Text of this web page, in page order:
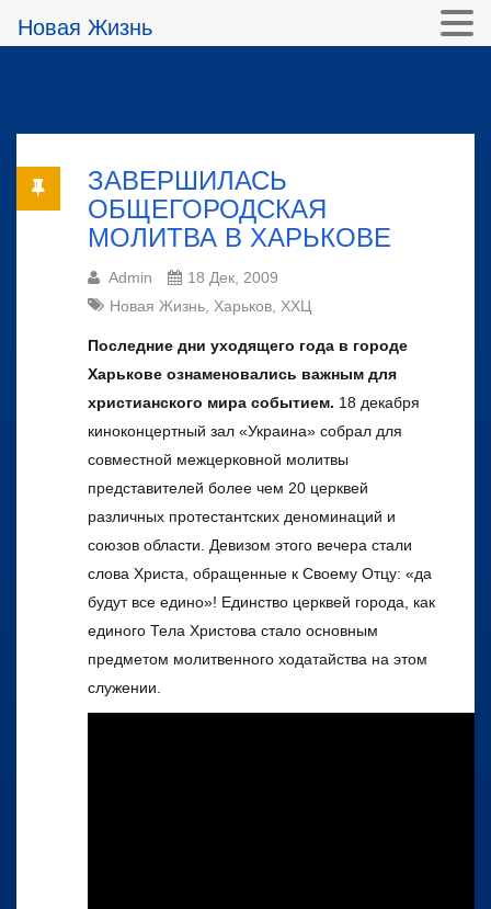
ЗАВЕРШИЛАСЬ
ОБЩЕГОРОДСКАЯ
МОЛИТВА В ХАРЬКОВЕ
Admin
18 Дек, 2009
Новая Жизнь Харьков ХХЦ
Последние дни уходящего года в городе
Харькове ознаменовались важным для
христианского мира событием. 18 декабря
киноконцертный зал «Украина» собрал для
совместной межцерковной молитвы
представителей более чем 20 церквей
различных протестантских деноминаций и
союзов области. Девизом этого вечера стали
слова Христа, обращенные к Своему Отцу: «да
будут все едино»! Единство церквей города, как
единого Тела Христова стало основным
предметом молитвенного ходатайства на этом
служении.
Новая Жизнь